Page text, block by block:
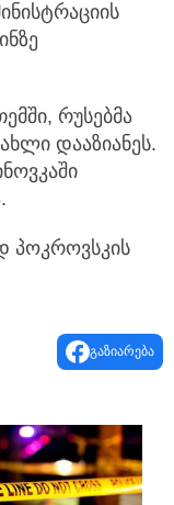
რუსებმა
დააზიანეს.
პოკროვსკის
გაზიარება